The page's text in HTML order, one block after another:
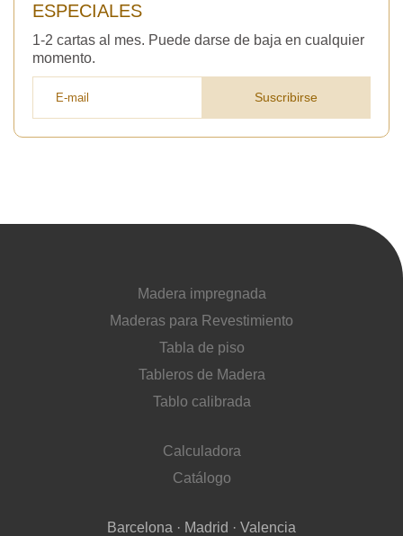
ESPECIALES
1-2 cartas al mes. Puede darse de baja en cualquier
momento.
Suscribirse
Madera impregnada
Maderas para Revestimiento
Tabla de piso
Tableros de Madera
Tablo calibrada
Calculadora
Catálogo
Barcelona · Madrid · Valencia